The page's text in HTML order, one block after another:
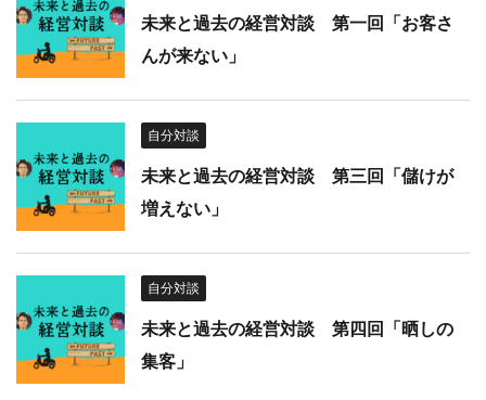
未来と過去の経営対談 第一回「お客さ
んが来ない」
自分対談
未来と過去の経営対談 第三回「儲けが
増えない」
自分対談
未来と過去の経営対談 第四回「晒しの
集客」